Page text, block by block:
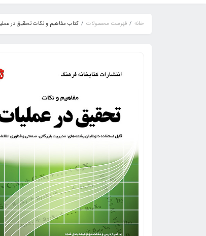
خانه فهرست محصولات کتاب مفاهیم و نکات تحقیق در